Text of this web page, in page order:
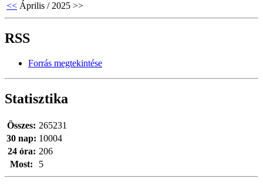
<< Április / 2025 >>
RSS
Forrás megtekintése
Statisztika
Most: 5
Összes: 265231
30 nap: 10004
24 óra: 206